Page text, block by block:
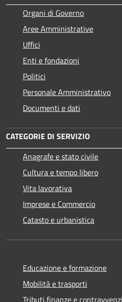
Organi di Governo
Aree Amministrative
Uffici
Enti e fondazioni
Politici
Personale Amministrativo
Documenti e dati
CATEGORIE DI SERVIZIO
Anagrafe e stato civile
Cultura e tempo libero
Vita lavorativa
Imprese e Commercio
Catasto e urbanistica
Educazione e formazione
Mobilità e trasporti
Tributi,finanze e